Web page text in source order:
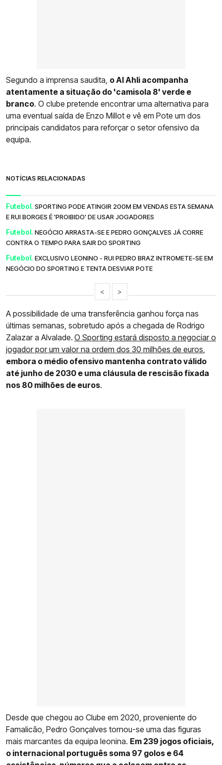
Segundo a imprensa saudita, o Al Ahli acompanha
atentamente a situação do 'camisola 8' verde e
branco. O clube pretende encontrar uma alternativa para
uma eventual saída de Enzo Millot e vê em Pote um dos
principais candidatos para reforçar o setor ofensivo da
equipa.
NOTÍCIAS RELACIONADAS
Futebol. SPORTING PODE ATINGIR 200M EM VENDAS ESTA SEMANA
E RUI BORGES É 'PROIBIDO' DE USAR JOGADORES
Futebol. NEGÓCIO ARRASTA-SE E PEDRO GONÇALVES JÁ CORRE
CONTRA O TEMPO PARA SAIR DO SPORTING
Futebol. EXCLUSIVO LEONINO - RUI PEDRO BRAZ INTROMETE-SE EM
NEGÓCIO DO SPORTING E TENTA DESVIAR POTE
< >
A possibilidade de uma transferência ganhou força nas
últimas semanas, sobretudo após a chegada de Rodrigo
Zalazar a Alvalade. O Sporting estará disposto a negociar o
jogador por um valor na ordem dos 30 milhões de euros,
embora o médio ofensivo mantenha contrato válido
até junho de 2030 e uma cláusula de rescisão fixada
nos 80 milhões de euros.
Desde que chegou ao Clube em 2020, proveniente do
Famalicão, Pedro Gonçalves tornou-se uma das figuras
mais marcantes da equipa leonina. Em 239 jogos oficiais,
o internacional português soma 97 golos e 64